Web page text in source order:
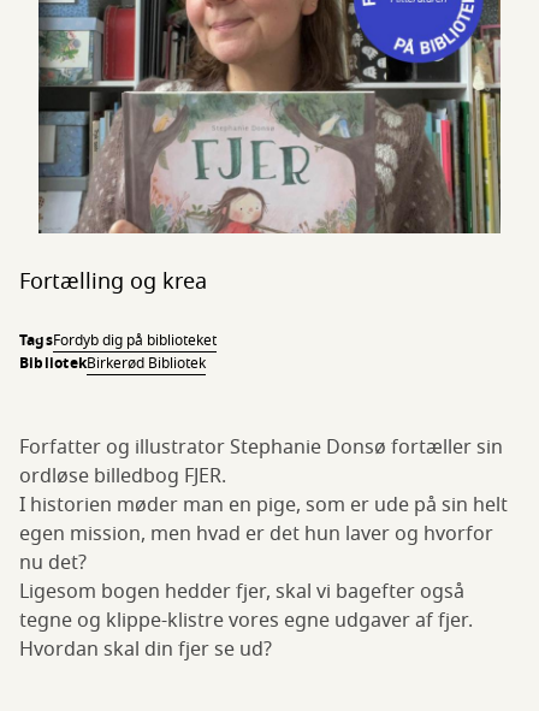
Fortælling og krea
TagsFordyb dig på biblioteket
BibliotekBirkerød Bibliotek
Forfatter og illustrator Stephanie Donsø fortæller sin
ordløse billedbog FJER.
I historien møder man en pige, som er ude på sin helt
egen mission, men hvad er det hun laver og hvorfor
nu det?
Ligesom bogen hedder fjer, skal vi bagefter også
tegne og klippe-klistre vores egne udgaver af fjer.
Hvordan skal din fjer se ud?